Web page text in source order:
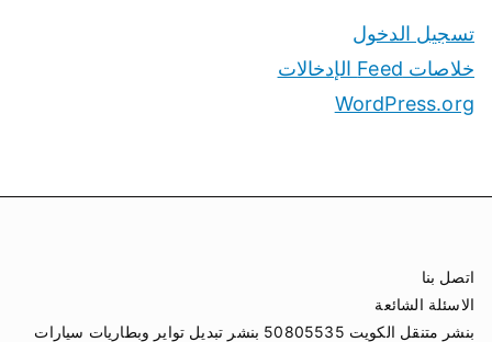
تسجيل الدخول
خلاصات Feed الإدخالات
WordPress.org
اتصل بنا
الاسئلة الشائعة
بنشر متنقل الكويت 50805535 بنشر تبديل تواير وبطاريات سيارات